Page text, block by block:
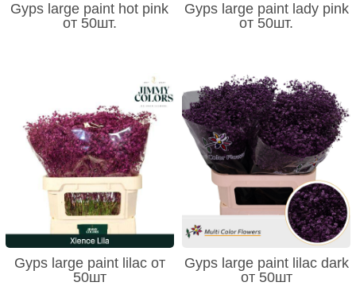
Gyps large paint hot pink
от 50шт.
Gyps large paint lady pink
от 50шт.
Gyps large paint lilac от
50шт
Gyps large paint lilac dark
от 50шт